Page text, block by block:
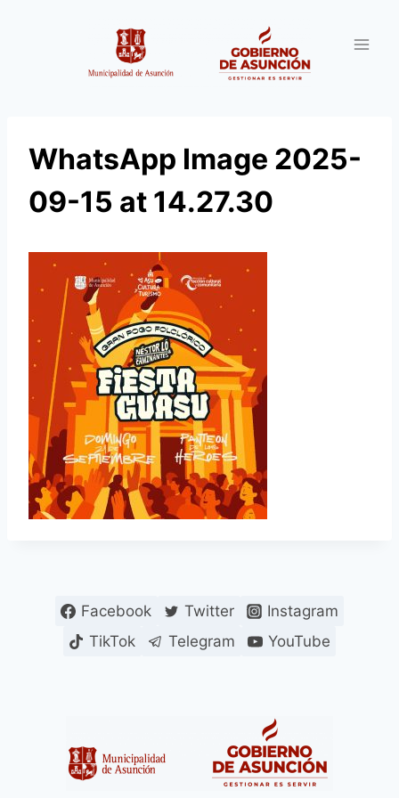
WhatsApp Image 2025-
09-15 at 14.27.30
Facebook Twitter
Instagram
TikTok
Telegram YouTube